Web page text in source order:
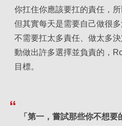
你扛住你應該要扛的責任，
但其實每天是需要自己做很
不需要扛太多責任、做太多
動做出許多選擇並負責的，
目標。
「第一，嘗試那些你不想